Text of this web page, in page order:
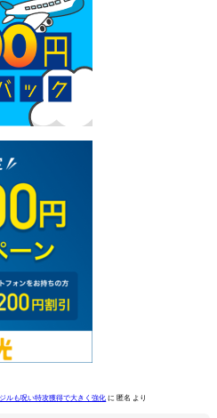
ルも呪い特攻獲得で大きく強化 に匿名 より